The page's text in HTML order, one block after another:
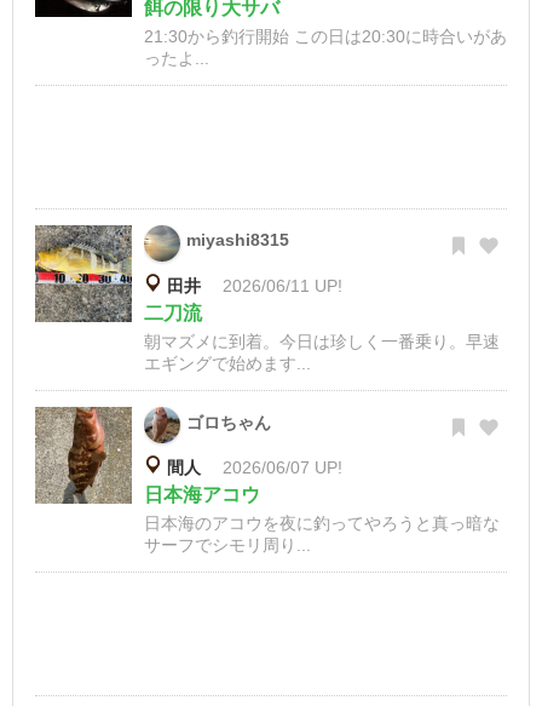
餌の限り大サバ
21:30から釣行開始 この日は20:30に時合いがあ
ったよ...
miyashi8315
田井 2026/06/11 UP!
二刀流
朝マズメに到着。今日は珍しく一番乗り。早速
エギングで始めます...
ゴロちゃん
間人 2026/06/07 UP!
日本海アコウ
日本海のアコウを夜に釣ってやろうと真っ暗な
サーフでシモリ周り...